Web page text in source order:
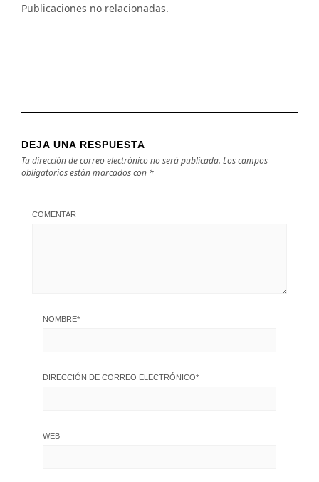
Publicaciones no relacionadas.
DEJA UNA RESPUESTA
Tu dirección de correo electrónico no será publicada. Los campos
obligatorios están marcados con *
COMENTAR
NOMBRE*
DIRECCIÓN DE CORREO ELECTRÓNICO*
WEB